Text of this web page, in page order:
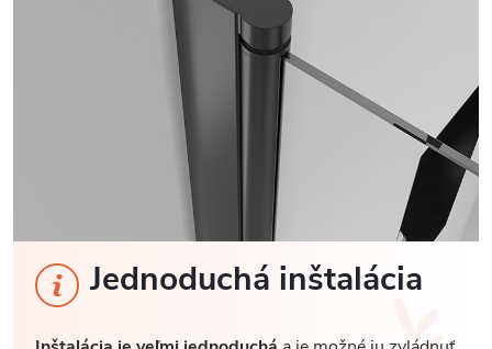
Jednoduchá inštalácia